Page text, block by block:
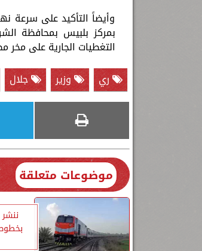
وأيضاً التأكيد على سرعة
بمركز بلبيس بمحافظة
التغطيات الجارية على
ري
وزير جلال
موضوعات متعلقة